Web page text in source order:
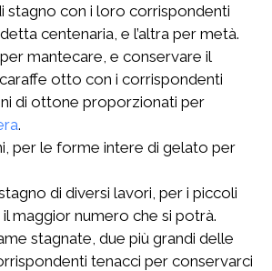
stagno con i loro corrispondenti
centenaria, e l’altra per metà.
mantecare, e conservare il
caraffe otto con i corrispondenti
di ottone proporzionati per
.
per le forme intere di gelato per
di diversi lavori, per i piccoli
maggior numero che si potrà.
stagnate, due più grandi delle
tenacci per conservarci